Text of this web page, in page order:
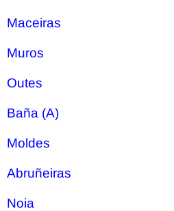
Maceiras
Muros
Outes
Baña (A)
Moldes
Abruñeiras
Noia